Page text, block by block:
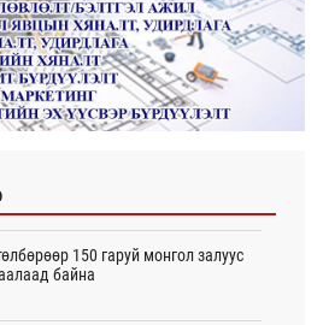
150 гаруй монгол залуус
байна